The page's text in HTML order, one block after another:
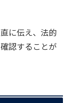
に伝え、法的
認することが